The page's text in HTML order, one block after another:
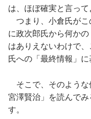
は、ほぼ確実と言って
つまり、小倉氏がこ
に政次郎氏から何か
はありえないわけで
氏への「最終情報」に
そこで、そのような
宮澤賢治」を読んで
す。